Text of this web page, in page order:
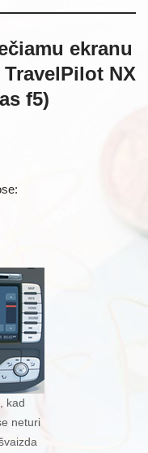
ekranu
NX
f5)
kad
neturi